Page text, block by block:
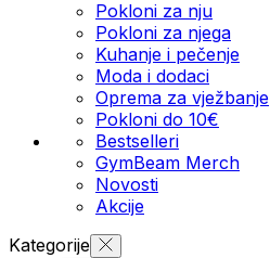
Pokloni za nju
Pokloni za njega
Kuhanje i pečenje
Moda i dodaci
Oprema za vježbanje
Pokloni do 10€
Bestselleri
GymBeam Merch
Novosti
Akcije
Kategorije